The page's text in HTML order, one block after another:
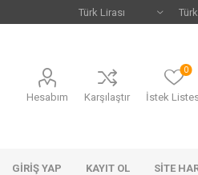
Hesabım Karşılaştır İstek
0
GIRIŞ YAP KAYIT OL SITE